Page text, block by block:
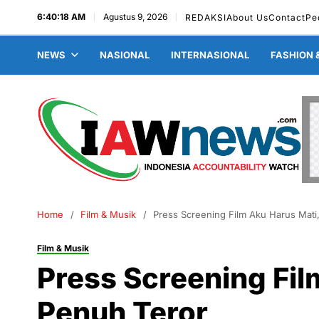
6:40:19 AM Agustus 9, 2026 REDAKSIAbout UsContact
NEWS NASIONAL INTERNASIONAL FASHION
Home Film & Musik Press Screening Film Aku Harus
Film & Musik
Press Screening
Penuh Teror